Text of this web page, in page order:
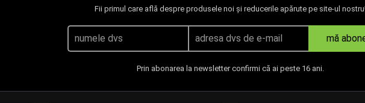
Fii primul care află despre produsele noi și reducerile apărute pe site-ul nostru!
mă
Prin abonarea la newsletter confirmi că ai peste 16 ani.